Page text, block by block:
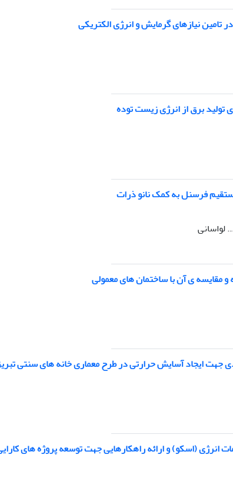
تامین نیازهای گرمایش و انرژی الکتریکی
برق از انرژی زیست توده
فرسنل به کمک نانو ذرات
لواسانی
ی آن با ساختمان های معمولی
جهت ایجاد آسایش حرارتی در طرح معماری خانه های سنتی
(اسکو) و ارائه راهکارهایی جهت توسعه پروژه های